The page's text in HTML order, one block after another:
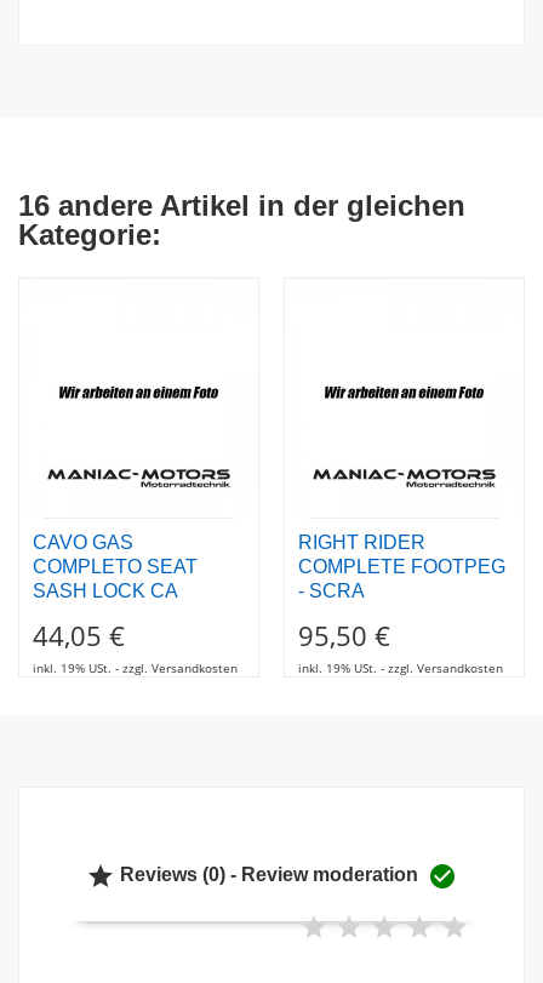
16 andere Artikel in der gleichen
Kategorie:
CAVO GAS
COMPLETO SEAT
SASH LOCK CA
44,05 €
inkl. 19% USt. - zzgl. Versandkosten
RIGHT RIDER
COMPLETE FOOTPEG
- SCRA
95,50 €
inkl. 19% USt. - zzgl. Versandkosten
 Reviews (0) - Review moderation 